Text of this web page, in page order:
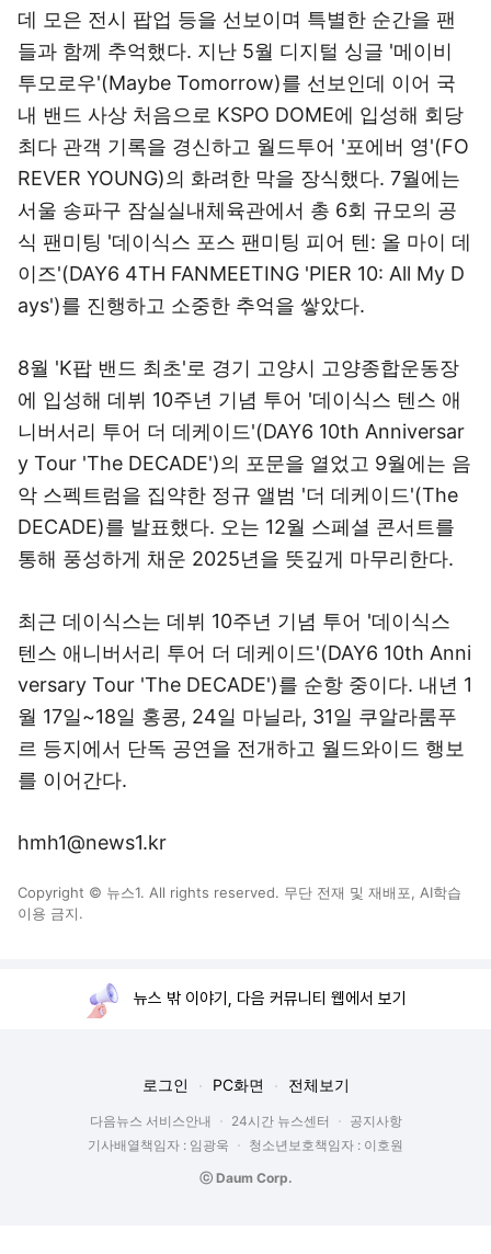
데 모은 전시 팝업 등을 선보이며 특별한 순간을 팬
들과 함께 추억했다. 지난 5월 디지털 싱글 '메이비
투모로우'(Maybe Tomorrow)를 선보인데 이어 국
내 밴드 사상 처음으로 KSPO DOME에 입성해 회당
최다 관객 기록을 경신하고 월드투어 '포에버 영'(FO
REVER YOUNG)의 화려한 막을 장식했다. 7월에는
서울 송파구 잠실실내체육관에서 총 6회 규모의 공
식 팬미팅 '데이식스 포스 팬미팅 피어 텐: 올 마이 데
이즈'(DAY6 4TH FANMEETING 'PIER 10: All My D
ays')를 진행하고 소중한 추억을 쌓았다.
8월 'K팝 밴드 최초'로 경기 고양시 고양종합운동장
에 입성해 데뷔 10주년 기념 투어 '데이식스 텐스 애
니버서리 투어 더 데케이드'(DAY6 10th Anniversar
y Tour 'The DECADE')의 포문을 열었고 9월에는 음
악 스펙트럼을 집약한 정규 앨범 '더 데케이드'(The
DECADE)를 발표했다. 오는 12월 스페셜 콘서트를
통해 풍성하게 채운 2025년을 뜻깊게 마무리한다.
최근 데이식스는 데뷔 10주년 기념 투어 '데이식스
텐스 애니버서리 투어 더 데케이드'(DAY6 10th Anni
versary Tour 'The DECADE')를 순항 중이다. 내년 1
월 17일~18일 홍콩, 24일 마닐라, 31일 쿠알라룸푸
르 등지에서 단독 공연을 전개하고 월드와이드 행보
를 이어간다.
hmh1@news1.kr
Copyright © 뉴스1. All rights reserved. 무단 전재 및 재배포, AI학습
이용 금지.
뉴스 밖 이야기, 다음 커뮤니티 웹에서 보기
로그인 PC화면 전체보기
다음뉴스 서비스안내 24시간 뉴스센터
공지사항
기사배열책임자 : 임광욱
청소년보호책임자 : 이호원
ⓒ Daum Corp.